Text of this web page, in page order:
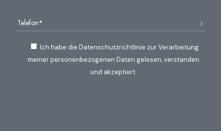
Ich habe die Datenschutzrichtlinie zur Verarbeitung
meiner personenbezogenen Daten gelesen, verstanden
und akzeptiert.